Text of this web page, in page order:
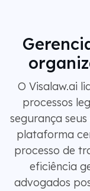
O Visalaw.ai
processos
segurança
plataforma
processo de
eficiência
advogados